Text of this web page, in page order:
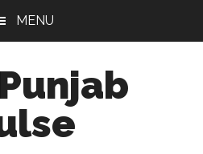
MENU